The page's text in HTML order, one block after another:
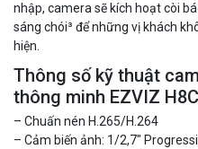
nhập, camera sẽ kích hoạt còi
sáng chói³ để những vị khách
hiện.
Thông số kỹ thuật
thông minh EZVIZ H8C
– Chuấn nén H.265/H.264
– Cảm biến ảnh: 1/2,7″
MUA